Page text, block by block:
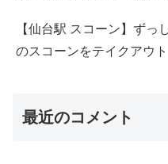
【仙台駅 スコーン】ずっ
のスコーンをテイクアウ
最近のコメント